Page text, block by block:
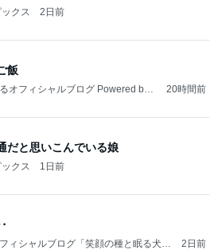
クス 2日前
飯
オフィシャルブログ Powered by
20時間前
だと思いこんでいる娘
クス 1日前
ィシャルブログ「笑顔の種と眠る犬」
2日前